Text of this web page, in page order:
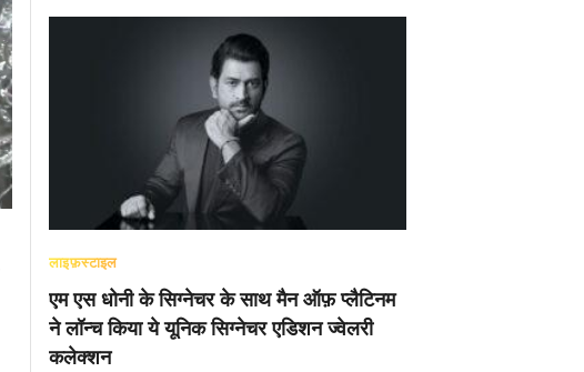
लाइफ़स्टाइल
एम एस धोनी के सिग्नेचर के साथ मैन ऑफ़ प्लैटिनम
ने लॉन्च किया ये यूनिक सिग्नेचर एडिशन ज्वेलरी
कलेक्शन